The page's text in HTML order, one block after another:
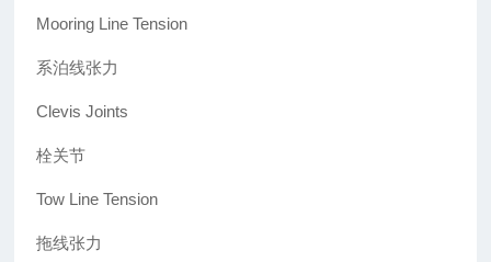
Mooring Line Tension
系泊线张力
Clevis Joints
栓关节
Tow Line Tension
拖线张力